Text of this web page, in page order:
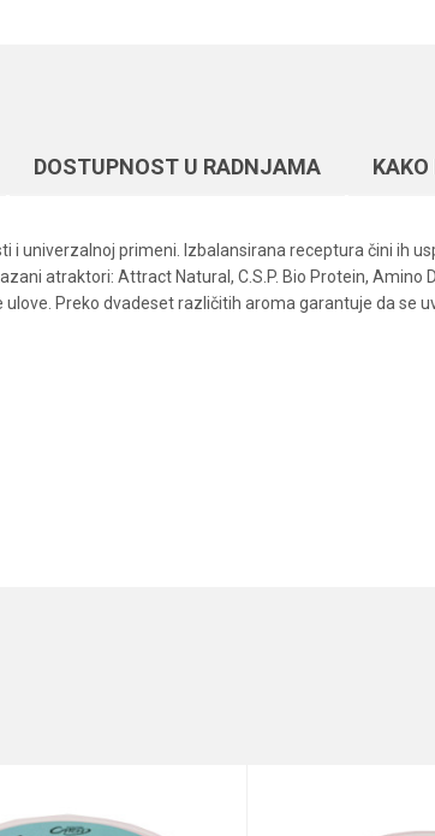
DOSTUPNOST U RADNJAMA KAKO
i univerzalnoj primeni. Izbalansirana receptura čini ih
atraktori: Attract Natural, C.S.P. Bio Protein, Amino
Preko dvadeset različitih aroma garantuje da se